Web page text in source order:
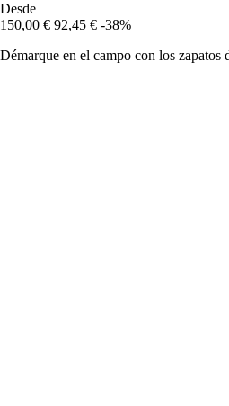
Desde
150,00 € 92,45 € -38%
Démarque en el campo con los